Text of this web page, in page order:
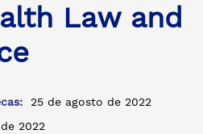
Law and
25 de agosto de 2022
2022